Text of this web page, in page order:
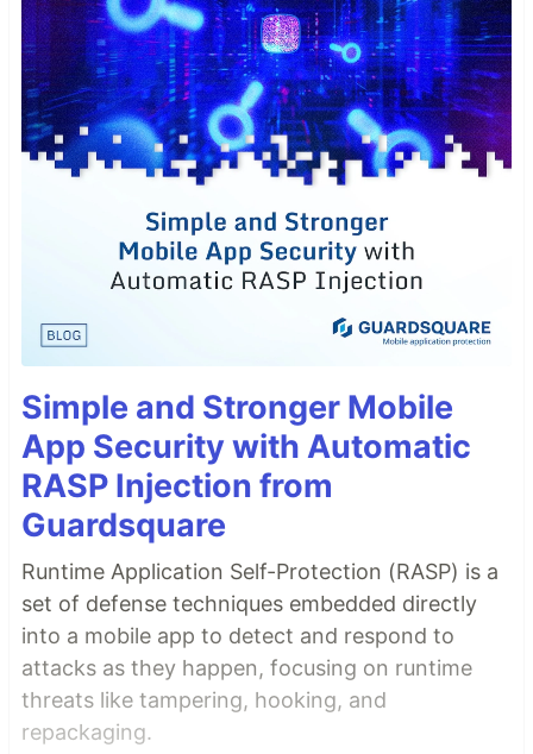
Simple and Stronger Mobile
App Security with Automatic
RASP Injection from
Guardsquare
Runtime Application Self-Protection (RASP) is a
set of defense techniques embedded directly
into a mobile app to detect and respond to
attacks as they happen, focusing on runtime
threats like tampering, hooking, and
repackaging.